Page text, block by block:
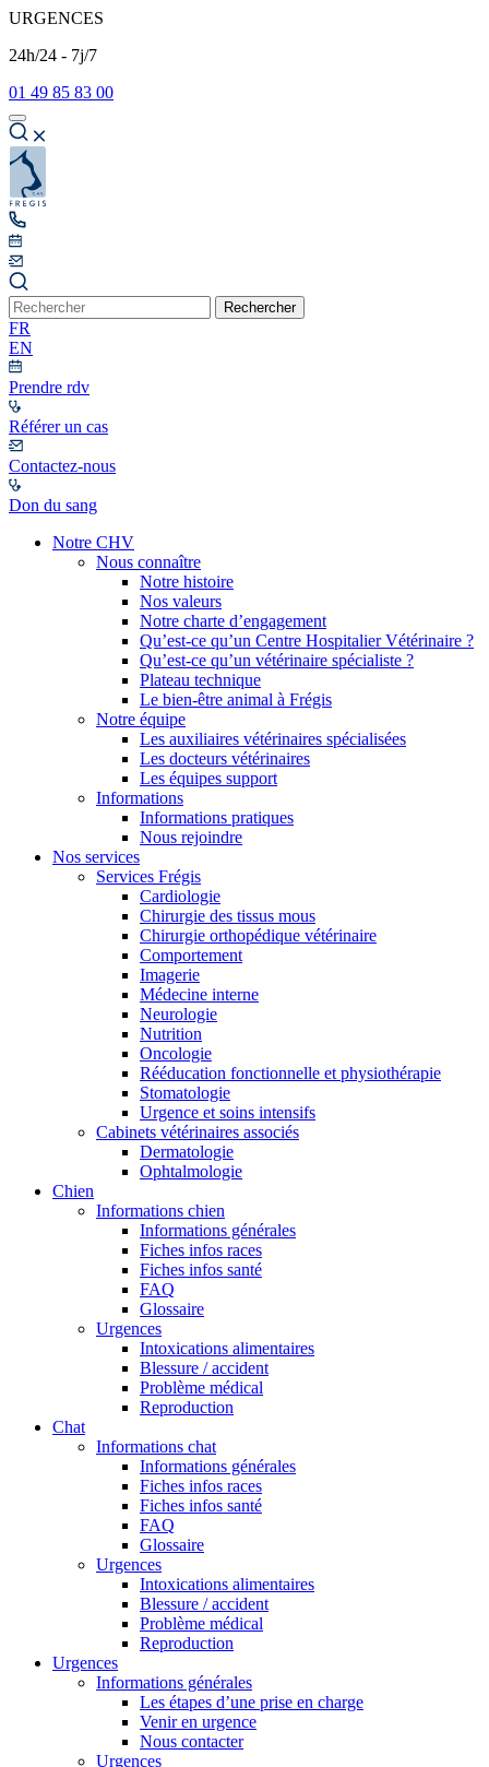
URGENCES
24h/24 - 7j/7
01 49 85 83 00
Rechercher
FR
EN
Prendre rdv
Référer un cas
Contactez-nous
Don du sang
Notre CHV
Nous connaître
Notre histoire
Nos valeurs
Notre charte d’engagement
Qu’est-ce qu’un Centre Hospitalier Vétérinaire ?
Qu’est-ce qu’un vétérinaire spécialiste ?
Plateau technique
Le bien-être animal à Frégis
Notre équipe
Les auxiliaires vétérinaires spécialisées
Les docteurs vétérinaires
Les équipes support
Informations
Informations pratiques
Nous rejoindre
Nos services
Services Frégis
Cardiologie
Chirurgie des tissus mous
Chirurgie orthopédique vétérinaire
Comportement
Imagerie
Médecine interne
Neurologie
Nutrition
Oncologie
Rééducation fonctionnelle et physiothérapie
Stomatologie
Urgence et soins intensifs
Cabinets vétérinaires associés
Dermatologie
Ophtalmologie
Chien
Informations chien
Informations générales
Fiches infos races
Fiches infos santé
FAQ
Glossaire
Urgences
Intoxications alimentaires
Blessure / accident
Problème médical
Reproduction
Chat
Informations chat
Informations générales
Fiches infos races
Fiches infos santé
FAQ
Glossaire
Urgences
Intoxications alimentaires
Blessure / accident
Problème médical
Reproduction
Urgences
Informations générales
Les étapes d’une prise en charge
Venir en urgence
Nous contacter
Urgences